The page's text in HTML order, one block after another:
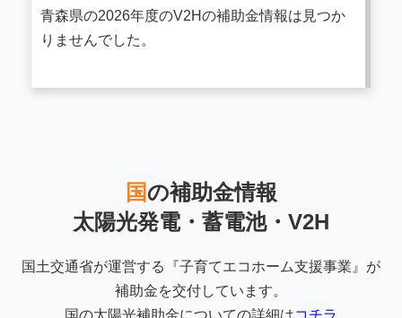
青森県の2026年度のV2Hの補助金情報は見つか
りませんでした。
国の補助金情報
太陽光発電・蓄電池・V2H
国土交通省が運営する『子育てエコホーム支援事業』が
補助金を交付しています。